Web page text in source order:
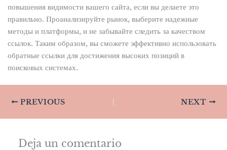
повышения видимости вашего сайта, если вы делаете это
правильно. Проанализируйте рынок, выберите надежные
методы и платформы, и не забывайте следить за качеством
ссылок. Таким образом, вы сможете эффективно использовать
обратные ссылки для достижения высоких позиций в
поисковых системах.
PREVIOUS NEXT
Deja un comentario